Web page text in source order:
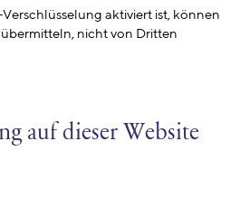
Verschlüsselung aktiviert ist, können
übermitteln, nicht von Dritten
auf dieser Website